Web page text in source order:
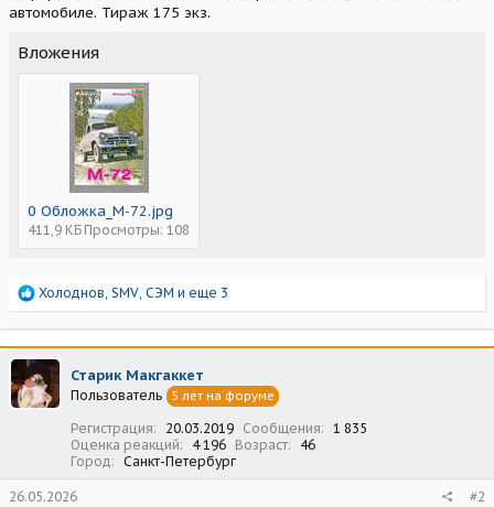
автомобиле. Тираж 175 экз.
Вложения
0 Обложка_М-72.jpg
411,9 КБ Просмотры: 108
Р
а
к
ц
и
и
Холоднов, SMV, СЭМ и еще 3
Старик Макгаккет
Пользователь 5 лет на форуме
Регистрация 20.03.2019 Сообщения
1 835
Оценка реакций
4 196 Возраст
46
Город
Санкт-Петербург
26.05.2026 #2